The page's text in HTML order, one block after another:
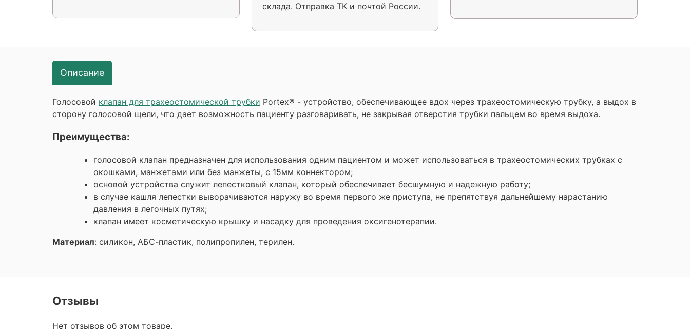
склада. Отправка ТК и почтой России.
Описание
Голосовой клапан для трахеостомической трубки Portex® - устройство, обеспечивающее вдох через трахеостомическую трубку, а выдох в
сторону голосовой щели, что дает возможность пациенту разговаривать, не закрывая отверстия трубки пальцем во время выдоха.
Преимущества:
голосовой клапан предназначен для использования одним пациентом и может использоваться в трахеостомических трубках с
окошками, манжетами или без манжеты, с 15мм коннектором;
основой устройства служит лепестковый клапан, который обеспечивает бесшумную и надежную работу;
в случае кашля лепестки выворачиваются наружу во время первого же приступа, не препятствуя дальнейшему нарастанию
давления в легочных путях;
клапан имеет косметическую крышку и насадку для проведения оксигенотерапии.
Материал: силикон, АБС-пластик, полипропилен, терилен.
Отзывы
Нет отзывов об этом товаре.